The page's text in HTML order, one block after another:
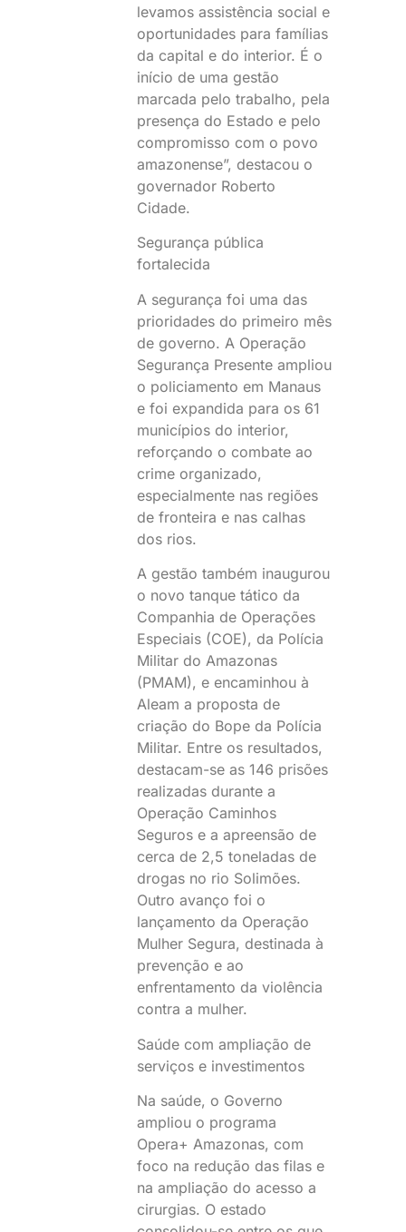
levamos assistência social e
oportunidades para famílias
da capital e do interior. É o
início de uma gestão
marcada pelo trabalho, pela
presença do Estado e pelo
compromisso com o povo
amazonense”, destacou o
governador Roberto
Cidade.
Segurança pública
fortalecida
A segurança foi uma das
prioridades do primeiro mês
de governo. A Operação
Segurança Presente ampliou
o policiamento em Manaus
e foi expandida para os 61
municípios do interior,
reforçando o combate ao
crime organizado,
especialmente nas regiões
de fronteira e nas calhas
dos rios.
A gestão também inaugurou
o novo tanque tático da
Companhia de Operações
Especiais (COE), da Polícia
Militar do Amazonas
(PMAM), e encaminhou à
Aleam a proposta de
criação do Bope da Polícia
Militar. Entre os resultados,
destacam-se as 146 prisões
realizadas durante a
Operação Caminhos
Seguros e a apreensão de
cerca de 2,5 toneladas de
drogas no rio Solimões.
Outro avanço foi o
lançamento da Operação
Mulher Segura, destinada à
prevenção e ao
enfrentamento da violência
contra a mulher.
Saúde com ampliação de
serviços e investimentos
Na saúde, o Governo
ampliou o programa
Opera+ Amazonas, com
foco na redução das filas e
na ampliação do acesso a
cirurgias. O estado